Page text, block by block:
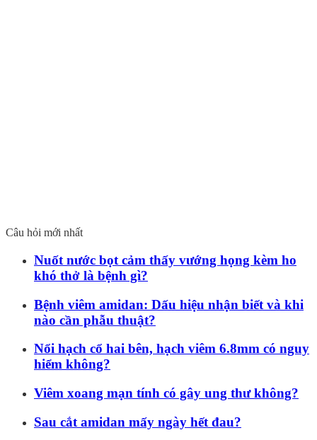
Câu hỏi mới nhất
Nuốt nước bọt cảm thấy vướng họng kèm ho
khó thở là bệnh gì?
Bệnh viêm amidan: Dấu hiệu nhận biết và khi
nào cần phẫu thuật?
Nổi hạch cổ hai bên, hạch viêm 6.8mm có nguy
hiểm không?
Viêm xoang mạn tính có gây ung thư không?
Sau cắt amidan mấy ngày hết đau?